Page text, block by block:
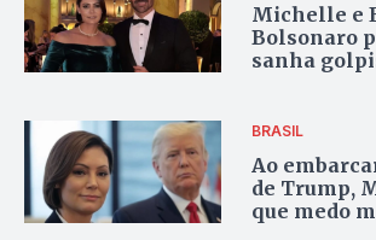
Michelle e
Bolsonaro
sanha
BRASIL
Ao
de Trump,
que medo